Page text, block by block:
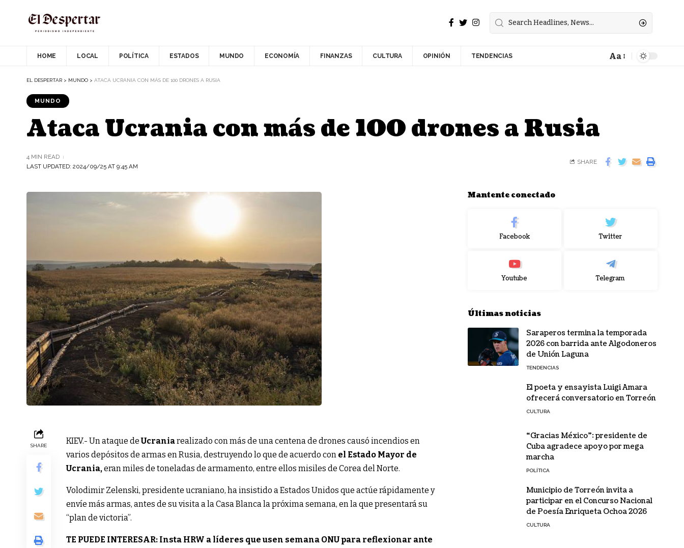
HOME LOCAL POLÍTICA ESTADOS MUNDO ECONOMÍA FINANZAS CULTURA OPINIÓN TENDENCIAS Aa
EL DESPERTAR > MUNDO > ATACA UCRANIA CON MÁS DE 100 DRONES A RUSIA
MUNDO
Ataca Ucrania con más de 100 drones a Rusia
LAST UPDATED: 2024/09/25 AT 9:45 AM
4 MIN READ
SHARE
SHARE KIEV.- Un ataque deUcraniarealizado con más de una centena de drones causó incendios en
varios depósitos de armas en Rusia, destruyendo lo que de acuerdo con el Estado Mayor de
Ucrania,eran miles de toneladas de armamento, entre ellos misiles de Corea del Norte.
Volodimir Zelenski, presidente ucraniano, ha insistido a Estados Unidos que actúe rápidamente y
envíe más armas, antes de su visita a la Casa Blanca la próxima semana, en la que presentará su
“plan de victoria”.
TE PUEDE INTERESAR: Insta HRW a líderes que usen semana ONU para reflexionar ante
Mantente conectado
Facebook Twitter
Youtube Telegram
Últimas noticias
Saraperos termina la temporada
2026 con barrida ante Algodoneros
de Unión Laguna
TENDENCIAS
El poeta y ensayista Luigi Amara
ofrecerá conversatorio en Torreón
CULTURA
“Gracias México”: presidente de
Cuba agradece apoyo por mega
marcha
POLÍTICA
Municipio de Torreón invita a
participar en el Concurso Nacional
de Poesía Enriqueta Ochoa 2026
CULTURA